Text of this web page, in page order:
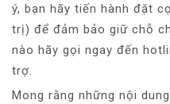
ý, bạn hãy tiến hành đặt
trị) để đảm bảo giữ chỗ
nào hãy gọi ngay đến
trợ.
Mong rằng những nội